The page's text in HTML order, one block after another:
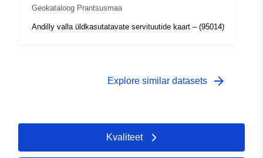
Geokataloog Prantsusmaa
Andilly valla üldkasutatavate servituutide kaart – (95014)
Explore similar datasets arrow_forward
Kvaliteet